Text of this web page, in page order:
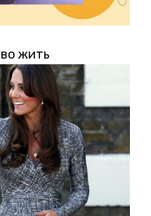
жить